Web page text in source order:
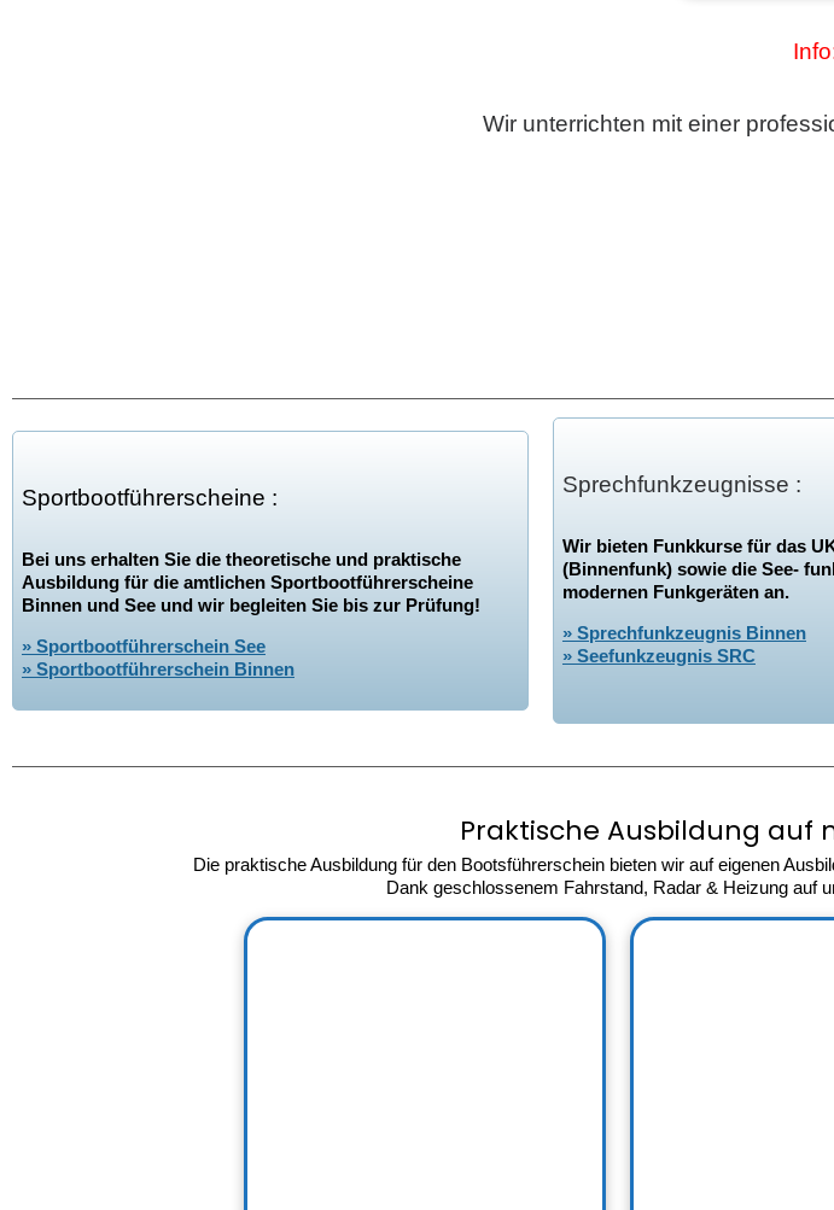
Wir unterrichten mit einer
Sportbootführerscheine :
Bei uns erhalten Sie die theoretische und praktische
Ausbildung für die amtlichen Sportbootführerscheine
Binnen und See und wir begleiten Sie bis zur Prüfung!
» Sportbootführerschein See
» Sportbootführerschein Binnen
Sprechfunkzeugnisse :
Wir bieten Funkkurse für das
(Binnenfunk) sowie die See-
modernen Funkgeräten an.
» Sprechfunkzeugnis Binnen
» Seefunkzeugnis SRC
Praktische Ausbildung auf
Die praktische Ausbildung für den Bootsführerschein bieten wir auf eigenen
Dank geschlossenem Fahrstand, Radar & Heizung auf